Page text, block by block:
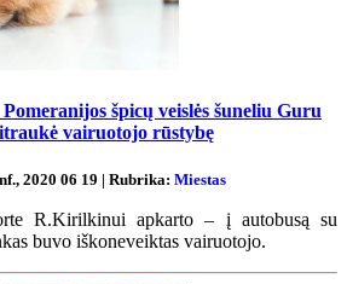
špicų veislės šuneliu Guru
vairuotojo rūstybę
2020 06 19 | Rubrika: Miestas
R.Kirilkinui apkarto – į autobusą su
buvo iškoneveiktas vairuotojo.